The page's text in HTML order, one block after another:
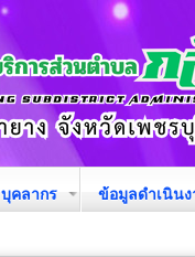
บุคลากร ข้อมูลดำเนิน